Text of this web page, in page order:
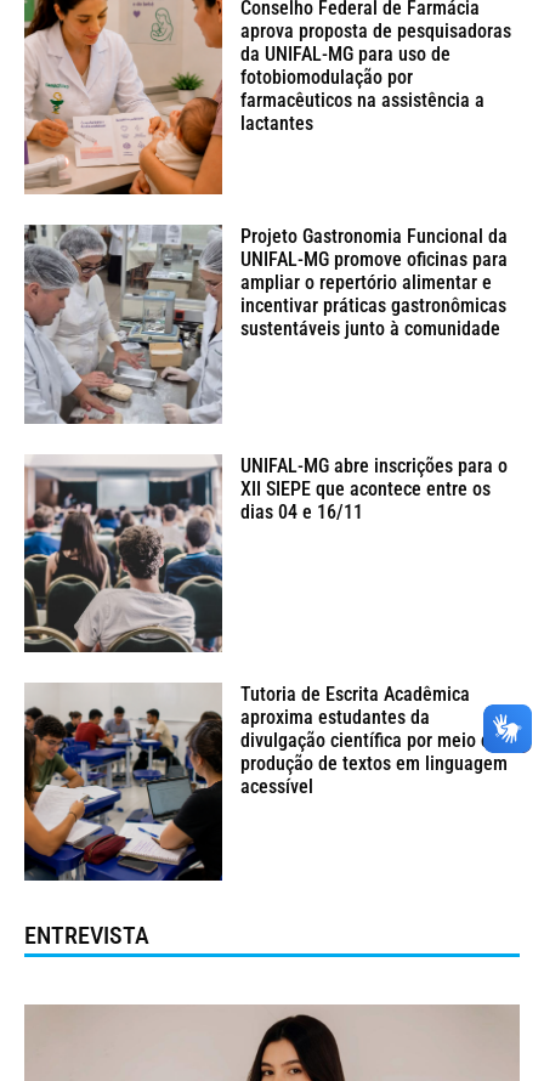
Conselho Federal de Farmácia
aprova proposta de pesquisadoras
da UNIFAL-MG para uso de
fotobiomodulação por
farmacêuticos na assistência a
lactantes
Projeto Gastronomia Funcional da
UNIFAL-MG promove oficinas para
ampliar o repertório alimentar e
incentivar práticas gastronômicas
sustentáveis junto à comunidade
UNIFAL-MG abre inscrições para o
XII SIEPE que acontece entre os
dias 04 e 16/11
Tutoria de Escrita Acadêmica
aproxima estudantes da
divulgação científica por meio da
produção de textos em linguagem
acessível
ENTREVISTA